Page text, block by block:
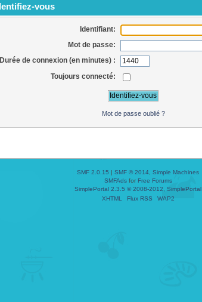
vous
Identifiant:
Mot de passe:
Durée de connexion (en minutes) :
Toujours connecté:
Mot de passe oublié ?
SMF 2.0.15 | SMF © 2014
Simple Machines
SMFAdsfor Free Forums
SimplePortal 2.3.5 © 2008-2012, SimplePortal
XHTML
Flux RSS WAP2